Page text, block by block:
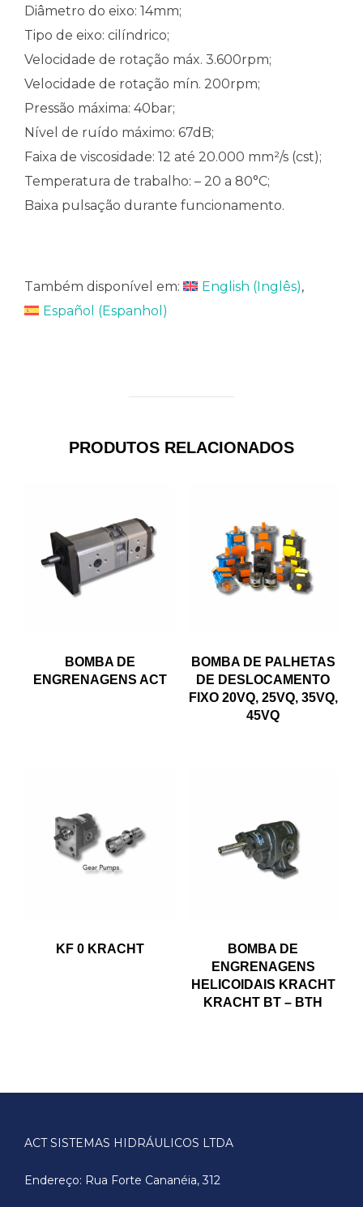
Diâmetro do eixo: 14mm;
Tipo de eixo: cilíndrico;
Velocidade de rotação máx. 3.600rpm;
Velocidade de rotação mín. 200rpm;
Pressão máxima: 40bar;
Nível de ruído máximo: 67dB;
Faixa de viscosidade: 12 até 20.000 mm²/s (cst);
Temperatura de trabalho: – 20 a 80°C;
Baixa pulsação durante funcionamento.
Também disponível em: English (Inglês)
Español (Espanhol )
PRODUTOS RELACIONADOS
BOMBA DE
ENGRENAGENS ACT
BOMBA DE PALHETAS
DE DESLOCAMENTO
FIXO 20VQ, 25VQ, 35VQ,
45VQ
KF 0 KRACHT
BOMBA DE
ENGRENAGENS
HELICOIDAIS KRACHT
KRACHT BT – BTH
ACT SISTEMAS HIDRÁULICOS LTDA
Endereço: Rua Forte Cananéia, 312